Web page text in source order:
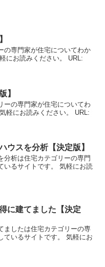
の専門家が住宅についてわか
にお読みください。 URL:
】
ーの専門家が住宅についてわ
軽にお読みください。 URL:
ウスを分析【決定版】
分析は住宅カテゴリーの専門
いるサイトです。 気軽にお読
に建てました【決定
ましたは住宅カテゴリーの専
ているサイトです。 気軽にお